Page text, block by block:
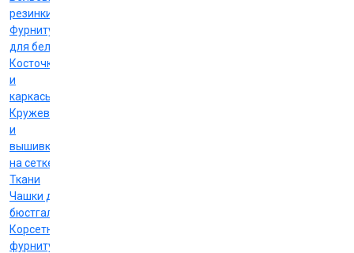
резинки
Фурнитура
для белья
Косточки
и
каркасы
Кружево
и
вышивка
на сетке
Ткани
Чашки для
бюстгальтеров
Корсетная
фурнитура